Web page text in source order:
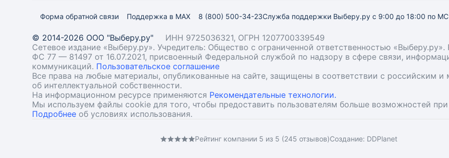
Форма обратной связи Поддержка в MAX 8 (800) 500-34-23Служба поддержки Выберу.ру с 9:00 до 18:00 по
© 2014-2026 ООО "Выберу.ру"
ИНН 9725036321, ОГРН 1207700339549
Сетевое издание «Выберу.ру». Учредитель: Общество с ограниченной ответственностью
ФС 77 — 81497 от 16.07.2021, присвоенный Федеральной службой по надзору в сфере связи,
коммуникаций. Пользовательское соглашение
Все права на любые материалы, опубликованные на сайте, защищены в соответствии с российским
об интеллектуальной собственности.
На информационном ресурсе применяются Рекомендательные технологии.
Мы используем файлы cookie для того, чтобы предоставить пользователям больше возможностей
Подробнее об условиях использования.
Рейтинг компании 5 из 5 (245 отзывов)Создание: DDPlanet